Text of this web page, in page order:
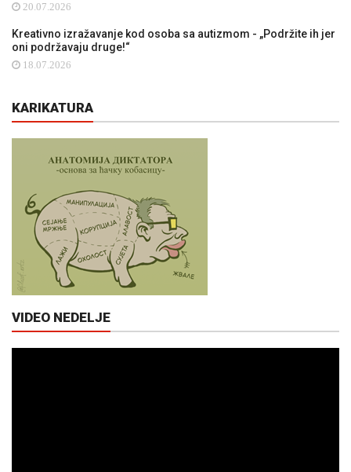
20.07.2026
Kreativno izražavanje kod osoba sa autizmom - „Podržite ih jer
oni podržavaju druge!“
18.07.2026
KARIKATURA
VIDEO NEDELJE